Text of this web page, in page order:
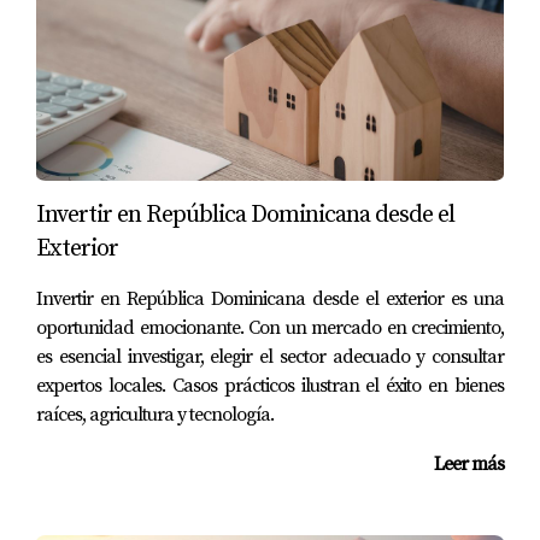
paquetes con actividades como buceo, senderismo o
paseos en catamarán son muy atractivos para este tipo
de turistas. La conexión con la naturaleza es
fundamental para ellos, ya que buscan no solo relajarse
sino también vivir aventuras emocionantes.
Casos Prácticos Naturales
Para ilustrar mejor cómo se manifiestan estas
preferencias en la práctica, consideremos tres casos
específicos:
“Una familia con niños pequeños elige un
resort todo incluido que ofrece un parque
Invertir en República Dominicana desde el
Exterior
Invertir en República Dominicana desde el exterior es una
oportunidad emocionante. Con un mercado en crecimiento,
es esencial investigar, elegir el sector adecuado y consultar
expertos locales. Casos prácticos ilustran el éxito en bienes
raíces, agricultura y tecnología.
Leer más